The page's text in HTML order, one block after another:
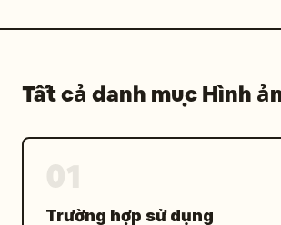
Tất cả danh mục Hình
Trường hợp sử dụng